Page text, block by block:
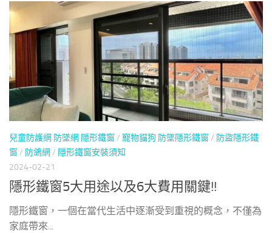
兒童防護網 防墜網 隱形鐵窗/ 寵物貓狗 防墜隱形鐵窗/ 防盜隱形鐵
窗/ 防鴿網 / 隱形鐵窗安裝須知
2024-02-21
隱形鐵窗5大用途以及6大費用關鍵!!
隱形鐵窗，一個在當代生活中逐漸受到重視的概念，不僅為
家庭帶來...